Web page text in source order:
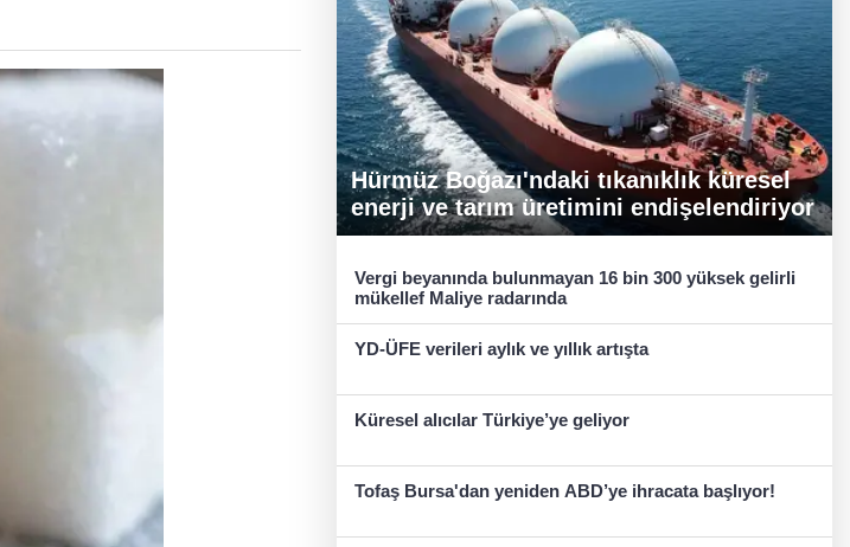
Hürmüz Boğazı'ndaki tıkanıklık küresel
enerji ve tarım üretimini endişelendiriyor
Vergi beyanında bulunmayan 16 bin 300 yüksek gelirli
mükellef Maliye radarında
YD-ÜFE verileri aylık ve yıllık artışta
Küresel alıcılar Türkiye’ye geliyor
Tofaş Bursa'dan yeniden ABD’ye ihracata başlıyor!